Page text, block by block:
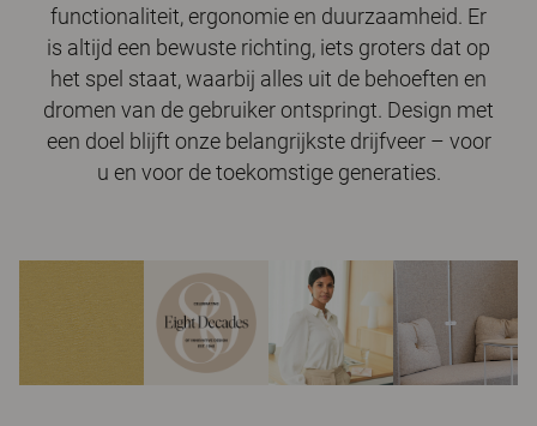
functionaliteit, ergonomie en duurzaamheid. Er
is altijd een bewuste richting, iets groters dat op
het spel staat, waarbij alles uit de behoeften en
dromen van de gebruiker ontspringt. Design met
een doel blijft onze belangrijkste drijfveer – voor
u en voor de toekomstige generaties.